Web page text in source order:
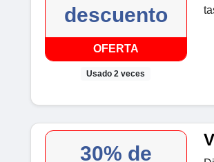
descuento
OFERTA
Usado 2 veces
30% de